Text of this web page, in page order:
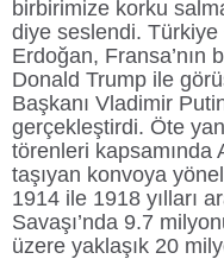
birbirimize korku
diye seslendi. Türkiye
Erdoğan, Fransa’nın
Donald Trump ile
Başkanı Vladimir
gerçekleştirdi. Öte
törenleri kapsamında
taşıyan konvoya
1914 ile 1918 yılları
Savaşı’nda 9.7
üzere yaklaşık 20